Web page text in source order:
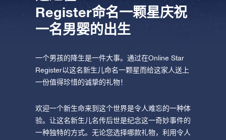
Register命名一颗星庆祝
一名男婴的出生
一个男孩的降生是一件大事。通过在Online Star
Register以这名新生儿命名一颗星而给这家人送上
一份值得珍惜的诚挚的礼物！
欢迎一个新生命来到这个世界是令人难忘的一种体
验。让这名新生儿名传后世是纪念这一奇妙事件的
一种独特的方式。无论您选择哪款礼物，利用令人